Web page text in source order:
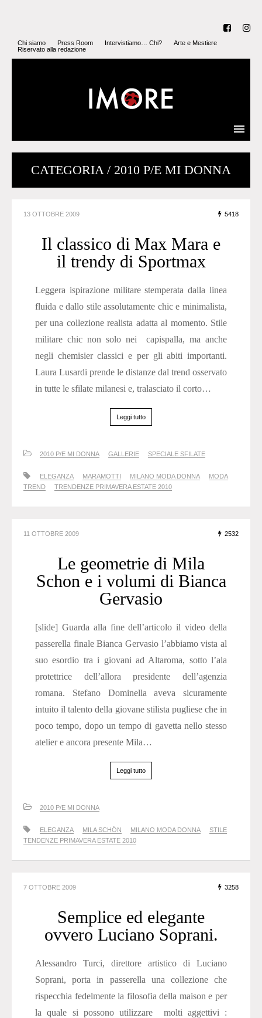
Chi siamo Press Room Intervistiamo… Chi?
Arte e Mestiere
Riservato alla redazione
CATEGORIA / 2010 P/E MI DONNA
13 OTTOBRE 2009 5418
Il classico di Max Mara e
il trendy di Sportmax
Leggera ispirazione militare stemperata dalla linea
fluida e dallo stile assolutamente chic e minimalista,
per una collezione realista adatta al momento. Stile
militare chic non solo nei capispalla, ma anche
negli chemisier classici e per gli abiti importanti.
Laura Lusardi prende le distanze dal trend osservato
in tutte le sfilate milanesi e, tralasciato il corto…
Leggi tutto
2010 P/E MI DONNA GALLERIE SPECIALE SFILATE
ELEGANZA MARAMOTTI MILANO MODA DONNA
MODA
TREND
TRENDENZE PRIMAVERA ESTATE 2010
11 OTTOBRE 2009 2532
Le geometrie di Mila
Schon e i volumi di Bianca
Gervasio
[slide] Guarda alla fine dell’articolo il video della
passerella finale Bianca Gervasio l’abbiamo vista al
suo esordio tra i giovani ad Altaroma, sotto l’ala
protettrice dell’allora presidente dell’agenzia
romana. Stefano Dominella aveva sicuramente
intuito il talento della giovane stilista pugliese che in
poco tempo, dopo un tempo di gavetta nello stesso
atelier e ancora presente Mila…
Leggi tutto
2010 P/E MI DONNA
ELEGANZA MILA SCHÖN MILANO MODA DONNA
STILE
TENDENZE PRIMAVERA ESTATE 2010
7 OTTOBRE 2009 3258
Semplice ed elegante
ovvero Luciano Soprani.
Alessandro Turci, direttore artistico di Luciano
Soprani, porta in passerella una collezione che
rispecchia fedelmente la filosofia della maison e per
la quale si possono utilizzare molti aggettivi :